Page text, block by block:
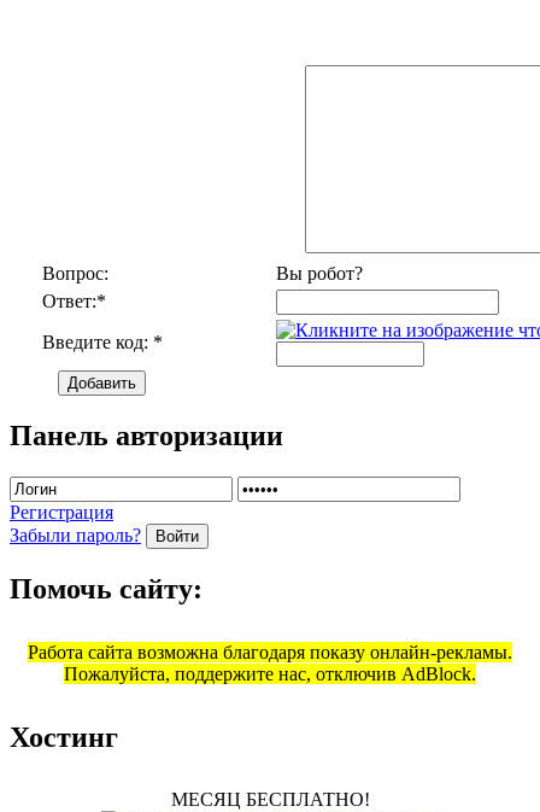
Вопрос:
Вы робот?
Ответ:*
Введите код: *
Добавить
Панель авторизации
Регистрация
Забыли пароль?
Войти
Помочь сайту:
Работа сайта возможна благодаря показу онлайн-рекламы.
Пожалуйста, поддержите нас, отключив AdBlock.
Хостинг
МЕСЯЦ БЕСПЛАТНО!